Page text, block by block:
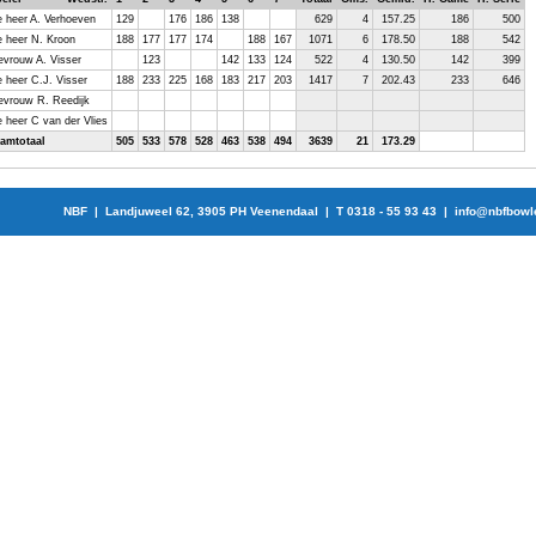
heer A. Verhoeven
129 176 186 138 629 4 157.25 186
500
heer N. Kroon
188 177 177 174 188 167 1071 6 178.50 188
542
A. Visser
123 142 133 124 522 4 130.50 142
399
heer C.J. Visser
188 233 225 168 183 217 203 1417 7 202.43 233
646
R. Reedijk
heer C van der Vlies
505 533 578 528 463 538 494 3639 21 173.29
NBF | Landjuweel 62, 3905 PH Veenendaal | T 0318 - 55 93 43 |